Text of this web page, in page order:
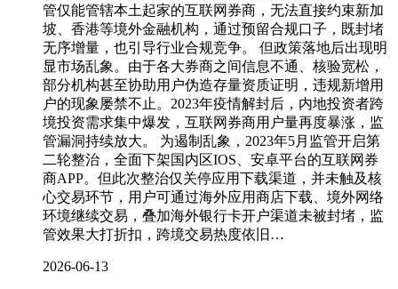
管仅能管辖本土起家的互联网券商，无法直接约束新加
坡、香港等境外金融机构，通过预留合规口子，既封堵
无序增量，也引导行业合规竞争。 但政策落地后出现明
显市场乱象。由于各大券商之间信息不通、核验宽松，
部分机构甚至协助用户伪造存量资质证明，违规新增用
户的现象屡禁不止。2023年疫情解封后，内地投资者跨
境投资需求集中爆发，互联网券商用户量再度暴涨，监
管漏洞持续放大。 为遏制乱象，2023年5月监管开启第
二轮整治，全面下架国内区IOS、安卓平台的互联网券
商APP。但此次整治仅关停应用下载渠道，并未触及核
心交易环节，用户可通过海外应用商店下载、境外网络
环境继续交易，叠加海外银行卡开户渠道未被封堵，监
管效果大打折扣，跨境交易热度依旧…
2026-06-13